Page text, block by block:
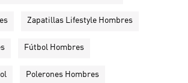
Zapatillas Lifestyle Hombres
Fútbol Hombres
Polerones Hombres